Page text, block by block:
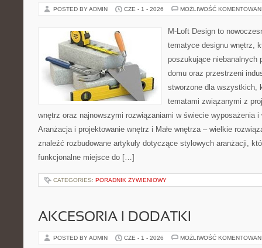
POSTED BY ADMIN CZE - 1 - 2026 MOŻLIWOŚĆ
M-Loft Design to
tematyce designu wnętrz,
poszukujące niebanalnych
domu oraz przestrzeni
stworzone dla wszystkich,
tematami związanymi z
wnętrz oraz najnowszymi rozwiązaniami w świecie wyposażenia
Aranżacja i projektowanie wnętrz i Małe wnętrza – wielkie
znaleźć rozbudowane artykuły dotyczące stylowych aranżacji,
funkcjonalne miejsce do […]
CATEGORIES: PORADNIK ŻYWIENIOWY
AKCESORIA I DODATKI
POSTED BY ADMIN CZE - 1 - 2026 MOŻLIWOŚĆ